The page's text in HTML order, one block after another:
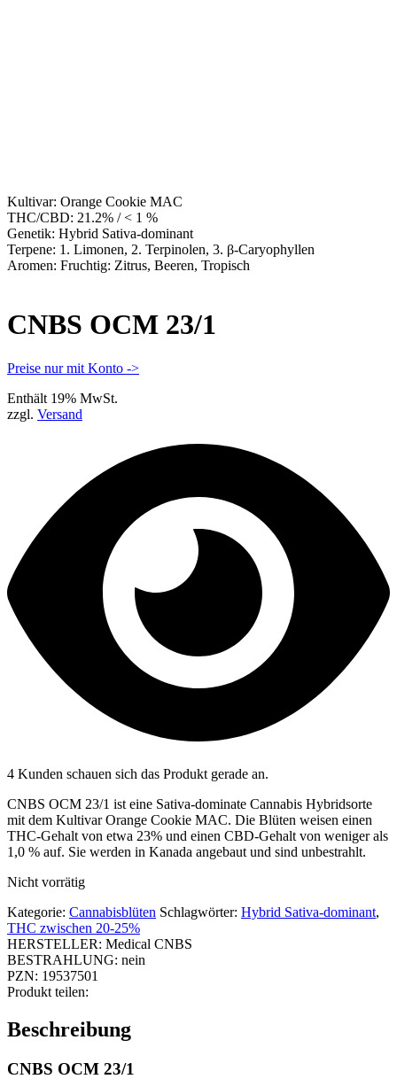
Kultivar: Orange Cookie MAC
THC/CBD: 21.2% / < 1 %
Genetik: Hybrid Sativa-dominant
Terpene: 1. Limonen, 2. Terpinolen, 3. β-Caryophyllen
Aromen: Fruchtig: Zitrus, Beeren, Tropisch
CNBS OCM 23/1
Preise nur mit Konto ->
Enthält 19% MwSt.
zzgl. Versand
4 Kunden schauen sich das Produkt gerade an.
CNBS OCM 23/1 ist eine Sativa-dominate Cannabis Hybridsorte
mit dem Kultivar Orange Cookie MAC. Die Blüten weisen einen
THC-Gehalt von etwa 23% und einen CBD-Gehalt von weniger als
1,0 % auf. Sie werden in Kanada angebaut und sind unbestrahlt.
Nicht vorrätig
Kategorie: Cannabisblüten Schlagwörter: Hybrid Sativa-dominant,
THC zwischen 20-25%
HERSTELLER: Medical CNBS
BESTRAHLUNG: nein
PZN: 19537501
Produkt teilen:
Beschreibung
CNBS OCM 23/1